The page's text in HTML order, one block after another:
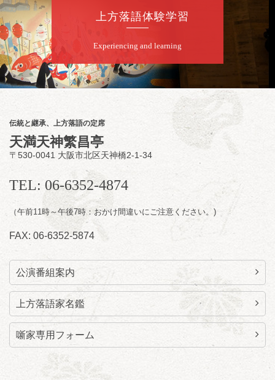
入はこちらをクリック
8月8日（土）
第2回 智之介・力造 二人会
笑福亭智之介「昭和任侠伝」「天王寺詣り」
／桂力造「桃太郎」「本膳」／桂二豆「開口
開演：午前10時（9時30分 開場
）
前売2,000円 当日 2,500円
お問合せ：智之介・力造 二人会事務局 090-
7762-6268
上方落語体験学習
Experiencing and learning
伝統と継承、上方落語の定席
天満天神繁昌亭
〒530-0041 大阪市北区天神橋2-1-34
TEL: 06-6352-4874
（午前11時～午後7時：おかけ間違いにご注意ください。)
FAX: 06-6352-5874
公演番組案内
上方落語家名鑑
噺家専用フォーム